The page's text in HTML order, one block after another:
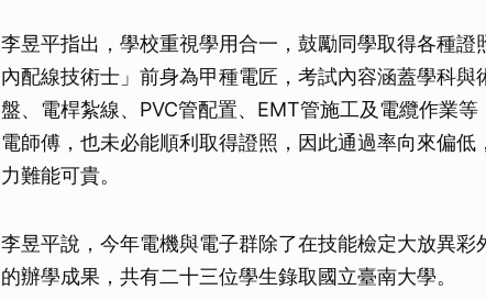
李昱平指出，學校重視學用合一，鼓勵同學取得各種
內配線技術士」前身為甲種電匠，考試內容涵蓋學科
盤、電桿紮線、PVC管配置、EMT管施工及電纜作業
電師傅，也未必能順利取得證照，因此通過率向來偏
力難能可貴。
李昱平說，今年電機與電子群除了在技能檢定大放異彩
的辦學成果，共有二十三位學生錄取國立臺南大學。